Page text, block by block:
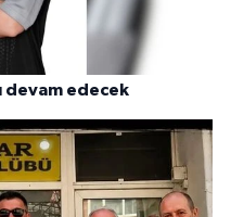
devam edecek